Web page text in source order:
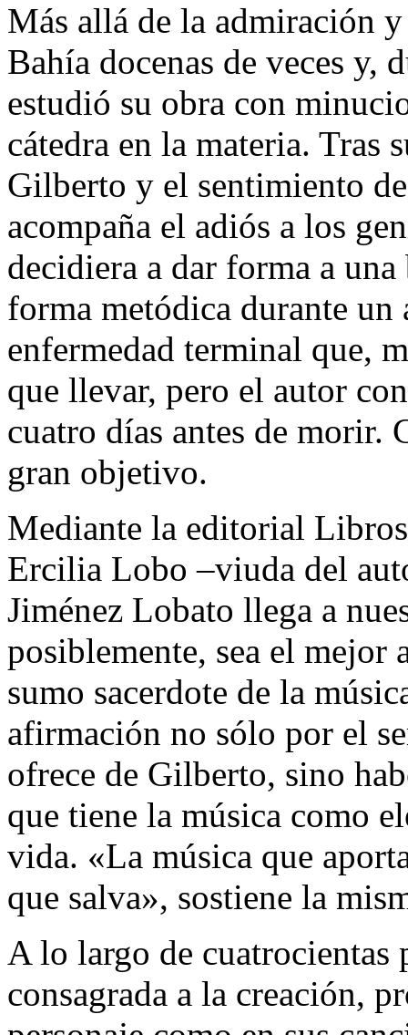
Más allá de la admiración
Bahía docenas de veces y,
estudió su obra con
cátedra en la materia. Tras
Gilberto y el sentimiento
acompaña el adiós a los
decidiera a dar forma a
forma metódica durante un
enfermedad terminal que,
que llevar, pero el autor
cuatro días antes de
gran objetivo.
Mediante la editorial
Ercilia Lobo –viuda del
Jiménez Lobato llega a
posiblemente, sea el mejor
sumo sacerdote de la
afirmación no sólo por el
ofrece de Gilberto, sino
que tiene la música como
vida. «La música que
que salva», sostiene la
A lo largo de cuatrocientas
consagrada a la creación,